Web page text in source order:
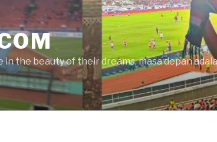
the beauty of their dreams, masa depan